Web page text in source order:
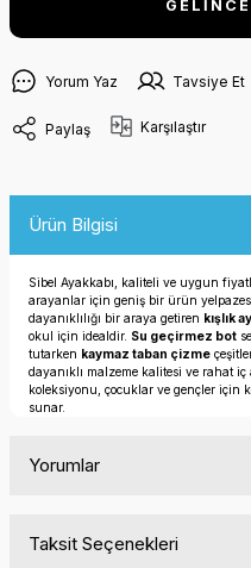
Yorum Yaz Tavsiye Et
Paylaş Karşılaştır
Ürün Bilgisi
Sibel Ayakkabı, kaliteli ve uygun
arayanlar için geniş bir ürün
dayanıklılığı bir araya getiren kışlık
okul için idealdir. Su geçirmez bot
tutarken kaymaz taban çizme
dayanıklı malzeme kalitesi ve rahat iç
koleksiyonu, çocuklar ve gençler için
sunar.
Yorumlar
Taksit Seçenekleri